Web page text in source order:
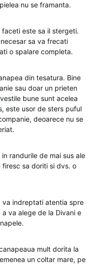
nu se framanta.
este sa il stergeti.
sa va frecati
o spalare completa.
din tesatura. Bine
sau doar un prieten
bune sunt acelea
este usor de sters puful
deoarece nu se
randurile de mai sus ale
sa doriti si dvs. o
va indreptati atentia spre
a va alege de la Divani e
mult dorita la
un coltar mare, pe